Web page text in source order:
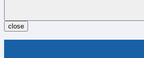
close